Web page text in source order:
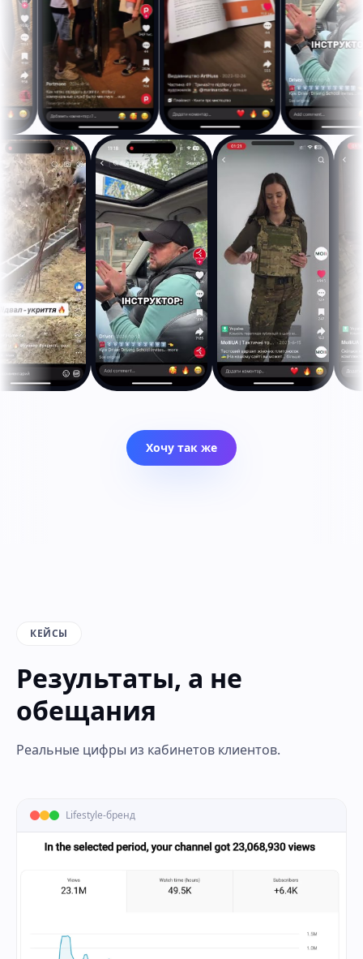
Хочу так же
КЕЙСЫ
Результаты, а не
обещания
Реальные цифры из кабинетов клиентов.
Lifestyle-бренд